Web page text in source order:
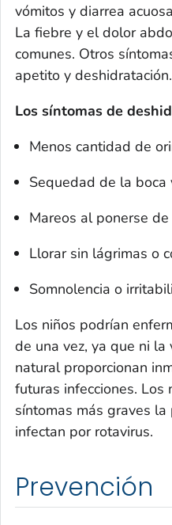
vómitos y diarrea
La fiebre y el dolor
comunes. Otros
apetito y deshidratación.
Los síntomas de
Menos cantidad de
Sequedad de la
Mareos al ponerse
Llorar sin lágrimas o
Somnolencia o
Los niños podrían
de una vez, ya que ni la
natural proporcionan
futuras infecciones.
síntomas más graves la
infectan por rotavirus.
Prevención